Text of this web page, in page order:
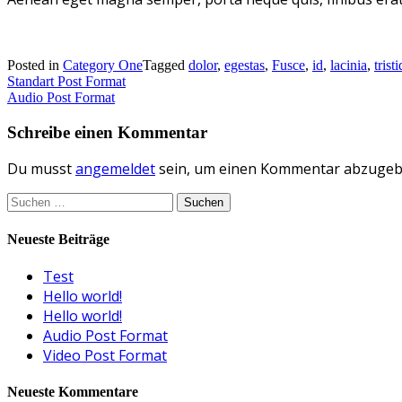
Posted in Category OneTagged dolor, egestas, Fusce, id, lacinia,
Beitragsnavigation
Standart Post Format
Audio Post Format
Schreibe einen Kommentar
Du musstangemeldetsein, um einen Kommentar
Suchen
nach:
Neueste Beiträge
Test
Hello world!
Hello world!
Audio Post Format
Video Post Format
Neueste Kommentare